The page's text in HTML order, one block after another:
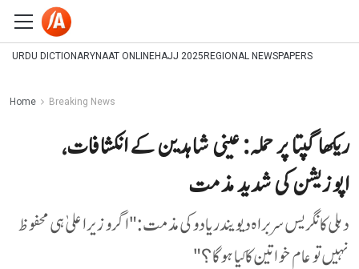
URDU DICTIONARYNAAT ONLINEHAJJ 2025 REGIONAL NEWSPAPERS
Home Breaking News
ریکھا گپتا پر حملہ: عینی شاہدین کے انکشافات،
اپوزیشن کی شدید مذمت
دہلی کانگریس سربراہ دیویندر یادو کی مذمت: "اگر وزیر اعلیٰ ہی محفوظ
نہیں تو عام خواتین کا کیا ہوگا؟"